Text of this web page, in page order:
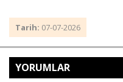
Tarih: 07-07-2026
YORUMLAR